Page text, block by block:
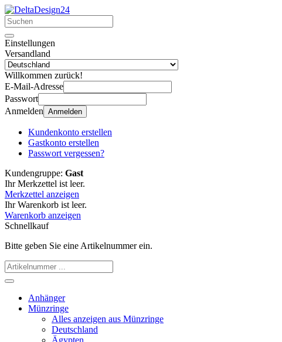
Einstellungen
Versandland
Willkommen zurück!
E-Mail-Adresse
Passwort
Anmelden Anmelden
Kundenkonto erstellen
Gastkonto erstellen
Passwort vergessen?
Kundengruppe: Gast
Ihr Merkzettel ist leer.
Merkzettel anzeigen
Ihr Warenkorb ist leer.
Warenkorb anzeigen
Schnellkauf
Bitte geben Sie eine Artikelnummer ein.
Anhänger
Münzringe
Alles anzeigen aus Münzringe
Deutschland
Ägypten